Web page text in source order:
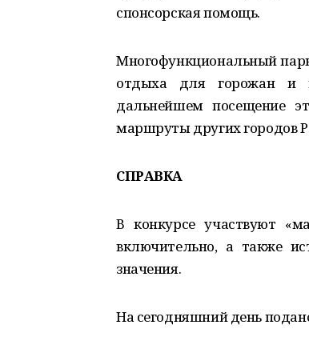
спонсорская помощь.
Многофункциональный
отдыха для горожан и
дальнейшем посещение
маршруты других городов
СПРАВКА
В конкурсе участвуют
включительно, а также
значения.
На сегодняшний день